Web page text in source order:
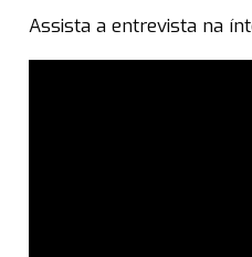
Assista a entrevista na